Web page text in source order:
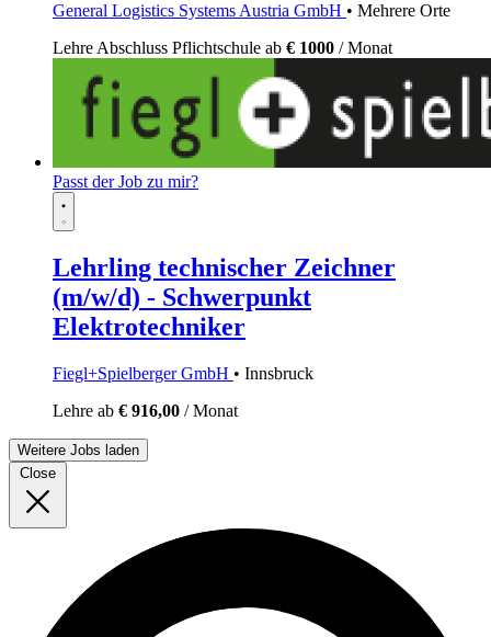
General Logistics Systems Austria GmbH • Mehrere Orte
Lehre Abschluss Pflichtschule ab € 1000 / Monat
Passt der Job zu mir?
Lehrling technischer Zeichner
(m/w/d) - Schwerpunkt
Elektrotechniker
Fiegl+Spielberger GmbH • Innsbruck
Lehre ab € 916,00 / Monat
Weitere Jobs laden
Close